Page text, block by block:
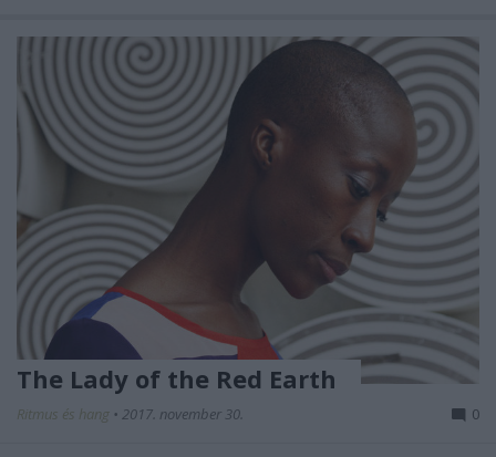
The Lady of the Red Earth
Ritmus és hang • 2017. november 30. 0